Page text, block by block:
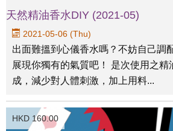
天然精油香水DIY (2021-05)
2021-05-06 (Thu)
出面難搵到心儀香水嗎？不妨自己調
展現你獨有的氣質吧！ 是次使用之精
成，減少對人體刺激，加上用料...
HKD 160.00